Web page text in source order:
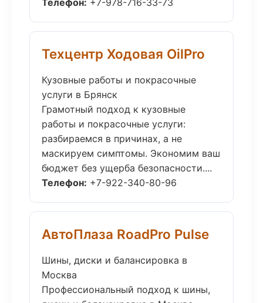
Телефон: +7-978-716-33-73
Техцентр Ходовая OilPro
Кузовные работы и покрасочные
услуги в Брянск
Грамотный подход к кузовные
работы и покрасочные услуги:
разбираемся в причинах, а не
маскируем симптомы. Экономим ваш
бюджет без ущерба безопасности....
Телефон: +7-922-340-80-96
АвтоПлаза RoadPro Pulse
Шины, диски и балансировка в
Москва
Профессиональный подход к шины,